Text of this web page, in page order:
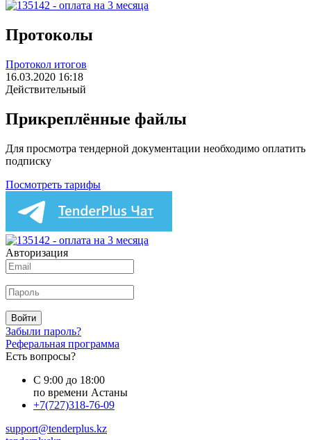
Протоколы
Протокол итогов
16.03.2020 16:18
Действительный
Прикреплённые файлы
Для просмотра тендерной документации необходимо оплатить
подписку
Посмотреть тарифы
Авторизация
Войти
Забыли пароль?
Реферальная программа
Есть вопросы?
С 9:00 до 18:00
по времени Астаны
+7(727)318-76-09
support@tenderplus.kz